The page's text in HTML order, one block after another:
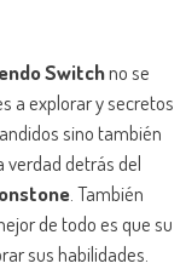
Switchno se
a explorar y secretos
sino también
verdad detrás del
. También
de todo es que su
sus habilidades.